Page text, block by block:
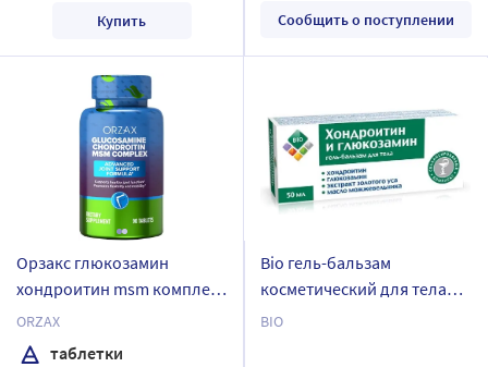
Купить Сообщить о поступлении
Орзакс глюкозамин
хондроитин msm комплекс
90 шт. таблетки массой
1594 мг
ORZAX
таблетки
Bio гель-бальзам
косметический для тела
хондроитин и глюкозамин
BIO